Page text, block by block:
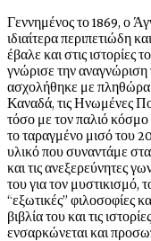
Γεννημένος το 1869, ο
ιδιαίτερα περιπετιώδη
έβαλε και στις ιστορίες
γνώρισε την
ασχολήθηκε με πληθώρα
Καναδά, τις Ηνωμένες
τόσο με τον παλιό
το ταραγμένο μισό του
υλικό που συναντάμε
και τις ανεξερεύνητες
του για τον μυστικισμό,
“εξωτικές” φιλοσοφίες
βιβλία του και τις
ενσαρκώνεται και